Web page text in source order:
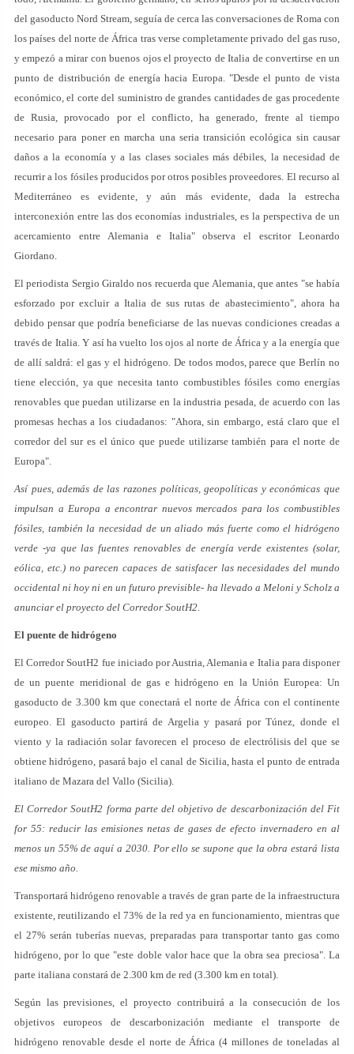
del gasoducto Nord Stream, seguía de cerca las conversaciones de Roma con
los países del norte de África tras verse completamente privado del gas ruso,
y empezó a mirar con buenos ojos el proyecto de Italia de convertirse en un
punto de distribución de energía hacia Europa. "Desde el punto de vista
económico, el corte del suministro de grandes cantidades de gas procedente
de Rusia, provocado por el conflicto, ha generado, frente al tiempo
necesario para poner en marcha una seria transición ecológica sin causar
daños a la economía y a las clases sociales más débiles, la necesidad de
recurrir a los fósiles producidos por otros posibles proveedores. El recurso al
Mediterráneo es evidente, y aún más evidente, dada la estrecha
interconexión entre las dos economías industriales, es la perspectiva de un
acercamiento entre Alemania e Italia" observa el escritor Leonardo
Giordano.
El periodista Sergio Giraldo nos recuerda que Alemania, que antes "se había
esforzado por excluir a Italia de sus rutas de abastecimiento", ahora ha
debido pensar que podría beneficiarse de las nuevas condiciones creadas a
través de Italia. Y así ha vuelto los ojos al norte de África y a la energía que
de allí saldrá: el gas y el hidrógeno. De todos modos, parece que Berlín no
tiene elección, ya que necesita tanto combustibles fósiles como energías
renovables que puedan utilizarse en la industria pesada, de acuerdo con las
promesas hechas a los ciudadanos: "Ahora, sin embargo, está claro que el
corredor del sur es el único que puede utilizarse también para el norte de
Europa".
Así pues, además de las razones políticas, geopolíticas y económicas que
impulsan a Europa a encontrar nuevos mercados para los combustibles
fósiles, también la necesidad de un aliado más fuerte como el hidrógeno
verde -ya que las fuentes renovables de energía verde existentes (solar,
eólica, etc.) no parecen capaces de satisfacer las necesidades del mundo
occidental ni hoy ni en un futuro previsible- ha llevado a Meloni y Scholz a
anunciar el proyecto del Corredor SoutH2.
El puente de hidrógeno
El Corredor SoutH2 fue iniciado por Austria, Alemania e Italia para disponer
de un puente meridional de gas e hidrógeno en la Unión Europea: Un
gasoducto de 3.300 km que conectará el norte de África con el continente
europeo. El gasoducto partirá de Argelia y pasará por Túnez, donde el
viento y la radiación solar favorecen el proceso de electrólisis del que se
obtiene hidrógeno, pasará bajo el canal de Sicilia, hasta el punto de entrada
italiano de Mazara del Vallo (Sicilia).
El Corredor SoutH2 forma parte del objetivo de descarbonización del Fit
for 55: reducir las emisiones netas de gases de efecto invernadero en al
menos un 55% de aquí a 2030. Por ello se supone que la obra estará lista
ese mismo año.
Transportará hidrógeno renovable a través de gran parte de la infraestructura
existente, reutilizando el 73% de la red ya en funcionamiento, mientras que
el 27% serán tuberías nuevas, preparadas para transportar tanto gas como
hidrógeno, por lo que "este doble valor hace que la obra sea preciosa". La
parte italiana constará de 2.300 km de red (3.300 km en total).
Según las previsiones, el proyecto contribuirá a la consecución de los
objetivos europeos de descarbonización mediante el transporte de
hidrógeno renovable desde el norte de África (4 millones de toneladas al